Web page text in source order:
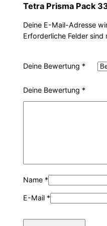
Tetra Prisma Pack
Deine E-Mail-Adresse
Erforderliche Felder sind
Deine Bewertung *
Deine Bewertung *
Name *
E-Mail *